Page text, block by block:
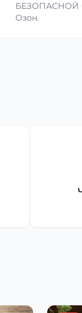
БЕЗОПАСНОЙ
Озон.